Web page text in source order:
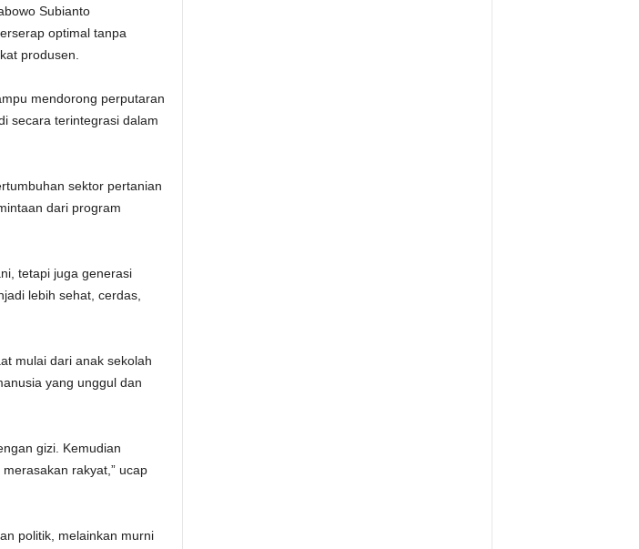
Subianto
optimal tanpa
produsen.
mendorong perputaran
secara terintegrasi dalam
sektor pertanian
dari program
tetapi juga generasi
lebih sehat, cerdas,
mulai dari anak sekolah
yang unggul dan
gizi. Kemudian
rakyat,” ucap
politik, melainkan murni